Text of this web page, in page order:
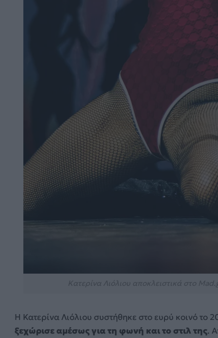
Η Κατερίνα Λιόλιου συστήθηκε στο ευρύ κοινό το
ξεχώρισε αμέσως για τη φωνή και το στιλ της.